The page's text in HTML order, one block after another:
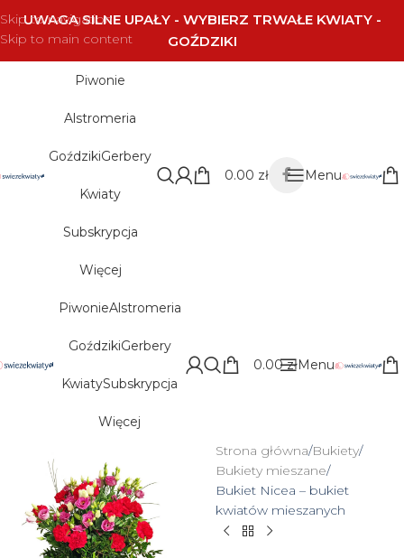
Skip to navigation
Skip to main content
UWAGA SILNE UPAŁY - WYBIERZ TRWAŁE KWIATY -
GOŹDZIKI
Piwonie
Alstromeria
GoździkiGerbery
Kwiaty
Subskrypcja
Więcej
0.00 zł Menu
PiwonieAlstromeria
GoździkiGerbery
KwiatySubskrypcja
Więcej
0.00złMenu
Strona główna Bukiety
Bukiety mieszane
Bukiet Nicea – bukiet
kwiatów mieszanych